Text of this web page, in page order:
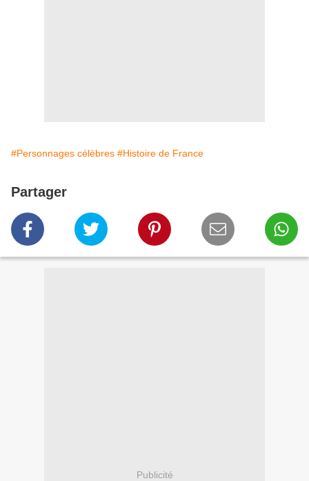
#Personnages célèbres #Histoire de France
Partager
Publicité